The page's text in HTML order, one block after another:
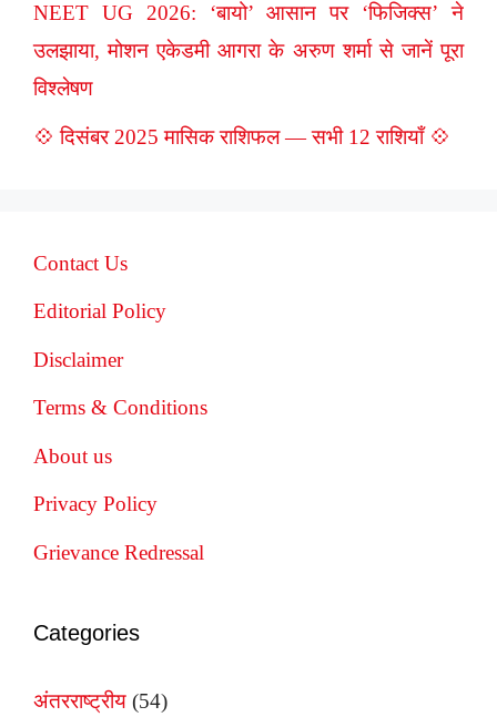
NEET UG 2026: ‘बायो’ आसान पर ‘फिजिक्स’ ने
उलझाया, मोशन एकेडमी आगरा के अरुण शर्मा से जानें पूरा
विश्लेषण
💠 दिसंबर 2025 मासिक राशिफल — सभी 12 राशियाँ 💠
Contact Us
Editorial Policy
Disclaimer
Terms & Conditions
About us
Privacy Policy
Grievance Redressal
Categories
अंतरराष्ट्रीय (54)